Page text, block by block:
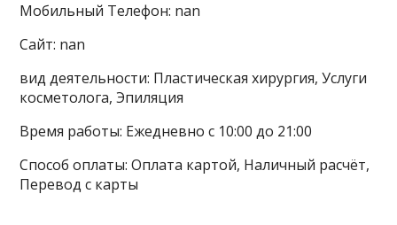
Мобильный Телефон: nan
Сайт: nan
вид деятельности: Пластическая хирургия, Услуги
косметолога, Эпиляция
Время работы: Ежедневно с 10:00 до 21:00
Способ оплаты: Оплата картой, Наличный расчёт,
Перевод с карты